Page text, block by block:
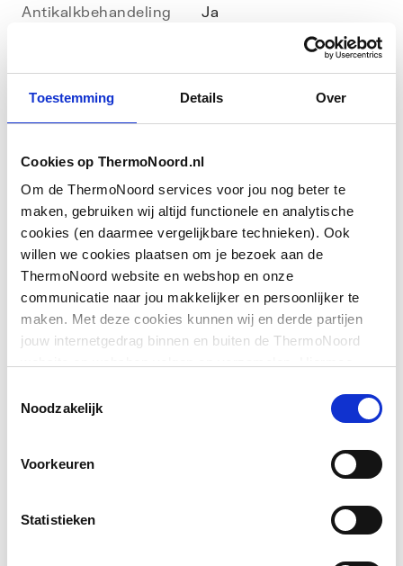
Toestemming Details Over
Cookies op ThermoNoord.nl
Om de ThermoNoord services voor jou nog beter te
maken, gebruiken wij altijd functionele en analytische
cookies (en daarmee vergelijkbare technieken). Ook
willen we cookies plaatsen om je bezoek aan de
ThermoNoord website en webshop en onze
communicatie naar jou makkelijker en persoonlijker te
maken. Met deze cookies kunnen wij en derde partijen
jouw internetgedrag binnen en buiten de ThermoNoord
communicatie aan jouw interesses aan. We slaan je
Noodzakelijk
Voorkeuren
Statistieken
Antikalkbehandeling Ja
hoekinstap
Geschikt voor montage
Geschikt voor montage
op douchebak
Ja
Geschikt voor montage
op tegelvloer
Ja
Geschikt voor
nismontage
Ja
Inbouwbreedte deur
zijwand
Downloads
Exploded_viewimage/jpeg,18 KB
Pictogram image/jpeg ,328 KB
Sfeerbeeld